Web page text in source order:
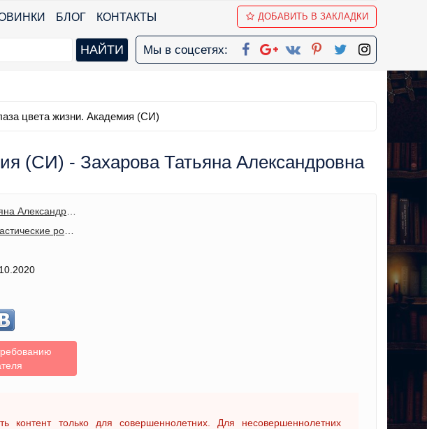
БЛОГ КОНТАКТЫ ДОБАВИТЬ В ЗАКЛАДКИ
Мы в соцсетях:
цвета жизни. Академия (СИ)
(СИ) - Захарова Татьяна Александровна
Александровна
романы
контент только для совершеннолетних. Для несовершеннолетних